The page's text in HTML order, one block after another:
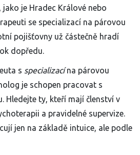
jako je Hradec Králové nebo
se specializací na párovou
pojišťovny už částečně hradí
dopředu.
s specializacína párovou
je schopen pracovat s
Hledejte ty, kteří mají členství v
a pravidelné supervize.
jen na základě intuice, ale podle